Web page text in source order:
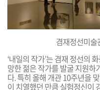
겸재정선미
‘내일의 작가’는 겸재 정선의
망한 젊은 작가를 발굴 지원
다. 특히 올해 개관 10주년을
이 치열했던 만큼 실험정신이